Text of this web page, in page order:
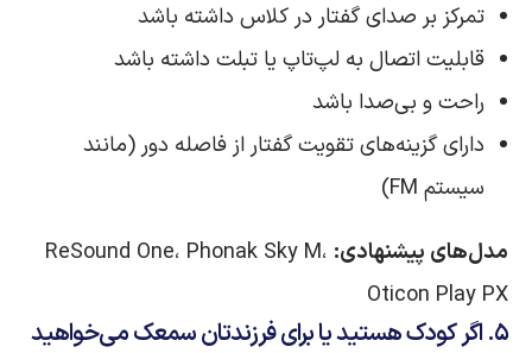
تمرکز بر صدای گفتار در کلاس داشته باشد
قابلیت اتصال به لپ‌تاپ یا تبلت داشته باشد
راحت و بی‌صدا باشد
دارای گزینه‌های تقویت گفتار از فاصله دور (مانند
سیستم FM)
مدل‌های پیشنهادی: ReSound One، Phonak Sky M،
Oticon Play PX
۵. اگر کودک هستید یا برای فرزندتان سمعک می‌خواهید